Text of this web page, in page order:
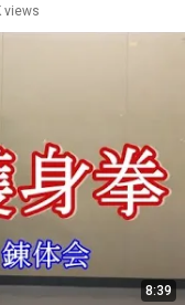
views
8:39